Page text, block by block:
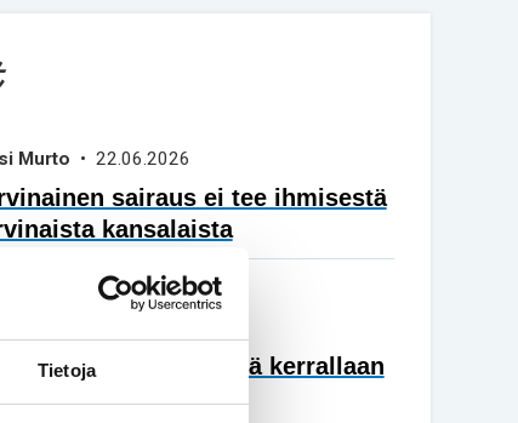
Tietoja
Murto • 22.06.2026
sairaus ei tee ihmisestä
kansalaista
Kemppainen ja Tuukka
– Päivä kerrallaan